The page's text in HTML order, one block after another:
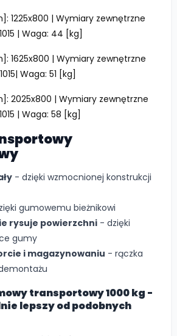
1225x800 | Wymiary zewnętrzne
| Waga: 44 [kg]
1625x800 | Wymiary zewnętrzne
Waga: 51 [kg]
2025x800 | Wymiary zewnętrzne
| Waga: 58 [kg]
- dzięki wzmocnionej konstrukcji
gumowemu bieżnikowi
rysuje powierzchni - dzięki
gumy
i magazynowaniu - rączka
transportowy 1000 kg -
lepszy od podobnych